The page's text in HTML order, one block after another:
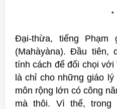
*
Đại-thừa, tiếng Phạm
(Mahàyàna). Đầu tiên,
tính cách để đối chọi
là chỉ cho những giáo
môn rộng lớn có công
mà thôi. Vì thế, trong